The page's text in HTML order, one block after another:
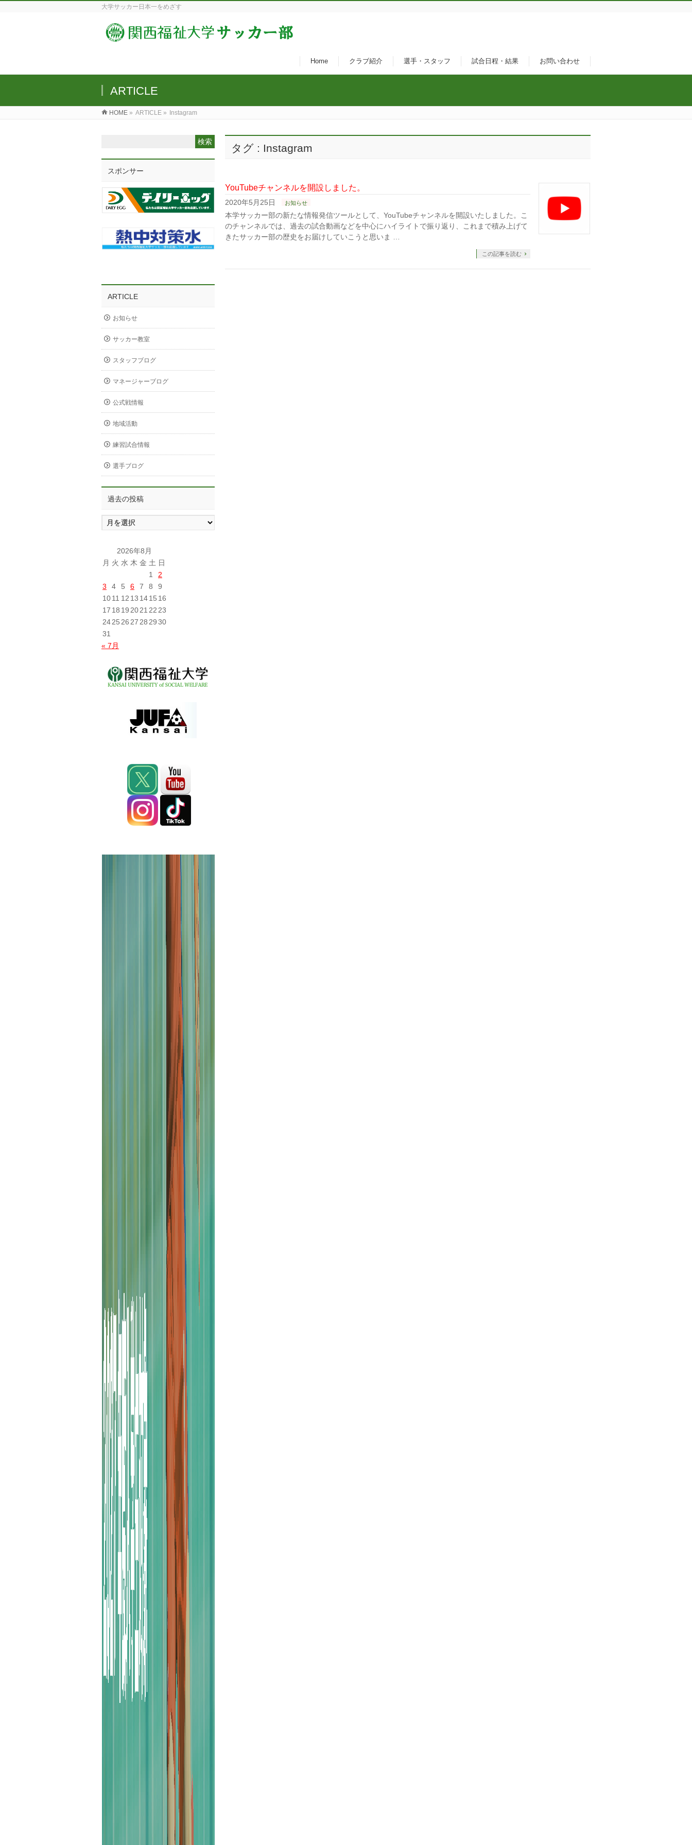
大学サッカー日本一をめざす
Home クラブ紹介 選手・スタッフ 試合日程・結果 お問い合わせ
ARTICLE
HOME » ARTICLE » Instagram
タグ : Instagram
YouTubeチャンネルを開設しました。
2020年5月25日 お知らせ
本学サッカー部の新たな情報発信ツールとして、YouTubeチャンネルを開設いたしました。こ
のチャンネルでは、過去の試合動画などを中心にハイライトで振り返り、これまで積み上げて
きたサッカー部の歴史をお届けしていこうと思いま …
この記事を読む
スポンサー
ARTICLE
お知らせ
サッカー教室
スタッフブログ
マネージャーブログ
公式戦情報
地域活動
練習試合情報
選手ブログ
過去の投稿
過
去
2026年8月
月 火 水 木 金 土 日
1
2
3
4 5 6 7 8
9
1011 12 13 1415 16
17 18 19 2021 22 23
2425 26 27 28 2930
31
« 7月